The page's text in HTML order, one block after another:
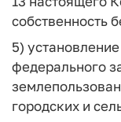
собственность
5)
федерального
городских и